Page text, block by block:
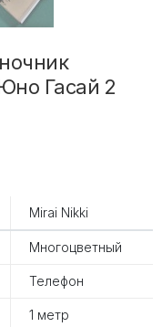
Гасай 2
Mirai Nikki
Многоцветный
Телефон
1 метр